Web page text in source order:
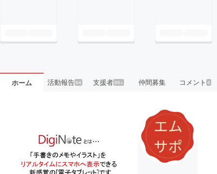
ホーム 活動報告64 支援者99+ 仲間募集 コメント4